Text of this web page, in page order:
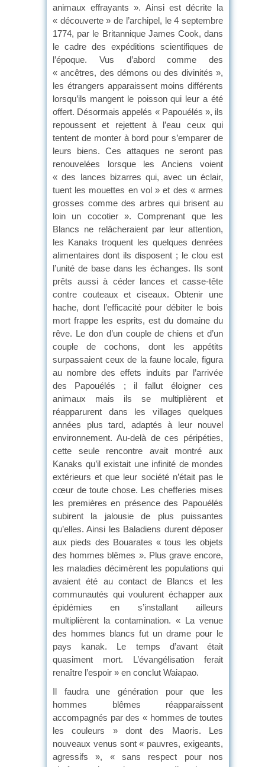
animaux effrayants ». Ainsi est décrite la
« découverte » de l’archipel, le 4 septembre
1774, par le Britannique James Cook, dans
le cadre des expéditions scientifiques de
l’époque. Vus d’abord comme des
« ancêtres, des démons ou des divinités »,
les étrangers apparaissent moins différents
lorsqu’ils mangent le poisson qui leur a été
offert. Désormais appelés « Papouélés », ils
repoussent et rejettent à l’eau ceux qui
tentent de monter à bord pour s’emparer de
leurs biens. Ces attaques ne seront pas
renouvelées lorsque les Anciens voient
« des lances bizarres qui, avec un éclair,
tuent les mouettes en vol » et des « armes
grosses comme des arbres qui brisent au
loin un cocotier ». Comprenant que les
Blancs ne relâcheraient par leur attention,
les Kanaks troquent les quelques denrées
alimentaires dont ils disposent ; le clou est
l’unité de base dans les échanges. Ils sont
prêts aussi à céder lances et casse-tête
contre couteaux et ciseaux. Obtenir une
hache, dont l’efficacité pour débiter le bois
mort frappe les esprits, est du domaine du
rêve. Le don d’un couple de chiens et d’un
couple de cochons, dont les appétits
surpassaient ceux de la faune locale, figura
au nombre des effets induits par l’arrivée
des Papouélés ; il fallut éloigner ces
animaux mais ils se multiplièrent et
réapparurent dans les villages quelques
années plus tard, adaptés à leur nouvel
environnement. Au-delà de ces péripéties,
cette seule rencontre avait montré aux
Kanaks qu’il existait une infinité de mondes
extérieurs et que leur société n’était pas le
cœur de toute chose. Les chefferies mises
les premières en présence des Papouélés
subirent la jalousie de plus puissantes
qu’elles. Ainsi les Baladiens durent déposer
aux pieds des Bouarates « tous les objets
des hommes blêmes ». Plus grave encore,
les maladies décimèrent les populations qui
avaient été au contact de Blancs et les
communautés qui voulurent échapper aux
épidémies en s’installant ailleurs
multiplièrent la contamination. « La venue
des hommes blancs fut un drame pour le
pays kanak. Le temps d’avant était
quasiment mort. L’évangélisation ferait
renaître l’espoir » en conclut Waiapao.
Il faudra une génération pour que les
hommes blêmes réapparaissent
accompagnés par des « hommes de toutes
les couleurs » dont des Maoris. Les
nouveaux venus sont « pauvres, exigeants,
agressifs », « sans respect pour nos